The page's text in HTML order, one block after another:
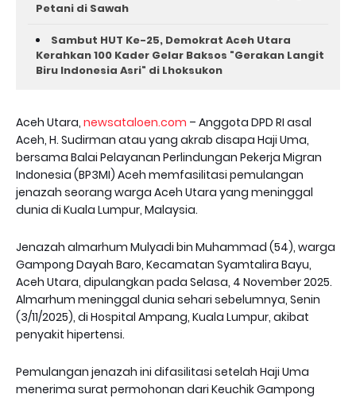
Petani di Sawah
Sambut HUT Ke-25, Demokrat Aceh Utara
Kerahkan 100 Kader Gelar Baksos "Gerakan Langit
Biru Indonesia Asri" di Lhoksukon
Aceh Utara, newsataloen.com – Anggota DPD RI asal
Aceh, H. Sudirman atau yang akrab disapa Haji Uma,
bersama Balai Pelayanan Perlindungan Pekerja Migran
Indonesia (BP3MI) Aceh memfasilitasi pemulangan
jenazah seorang warga Aceh Utara yang meninggal
dunia di Kuala Lumpur, Malaysia.
Jenazah almarhum Mulyadi bin Muhammad (54), warga
Gampong Dayah Baro, Kecamatan Syamtalira Bayu,
Aceh Utara, dipulangkan pada Selasa, 4 November 2025.
Almarhum meninggal dunia sehari sebelumnya, Senin
(3/11/2025), di Hospital Ampang, Kuala Lumpur, akibat
penyakit hipertensi.
Pemulangan jenazah ini difasilitasi setelah Haji Uma
menerima surat permohonan dari Keuchik Gampong